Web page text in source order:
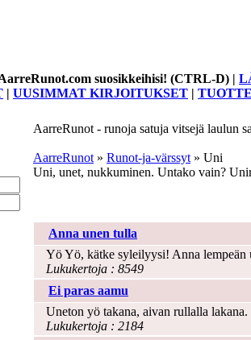
suosikkeihisi! (CTRL-D) |
| UUSIMMAT KIRJOITUKSET |
AarreRunot - runoja satuja vitsejä laulun
AarreRunot » Runot-ja-värssyt » Uni
Uni, unet, nukkuminen. Untako vain?
Anna unen tulla
Yö Yö, kätke syleilyysi! Anna lempeän
Lukukertoja : 8549
Ei paras aamu
Uneton yö takana, aivan rullalla
Lukukertoja : 2184